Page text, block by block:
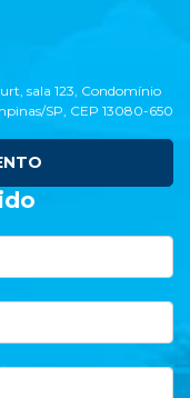
sala 123, Condomínio
SP, CEP 13080-650